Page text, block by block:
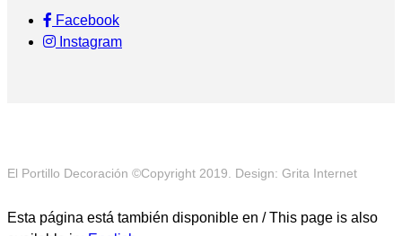
Facebook
Instagram
El Portillo Decoración ©Copyright 2019. Design: Grita Internet
Esta página está también disponible en / This page is also